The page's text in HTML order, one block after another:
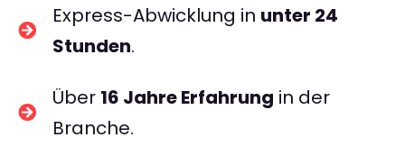
Express-Abwicklung in unter 24
Stunden.
Über 16 Jahre Erfahrung in der
Branche.